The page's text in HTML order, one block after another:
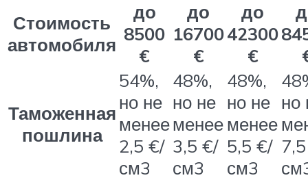
Стоимость
автомобиля
до
8500
€
до
16700
€
до
42300
€
Таможенная
пошлина
54%,
но не
менее
2,5 €/
см3
48%,
но не
менее
3,5 €/
см3
48%,
но не
менее
5,5 €/
см3
но